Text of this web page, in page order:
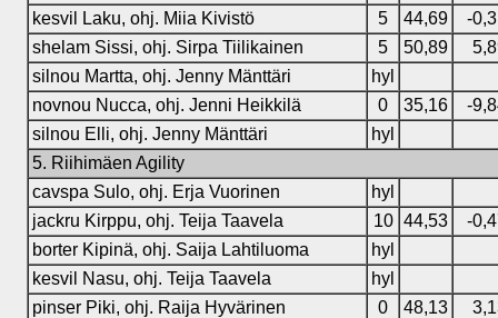
kesvil Laku, ohj. Miia Kivistö
5 44,69
-
shelam Sissi, ohj. Sirpa Tiilikainen
5 50,89
silnou Martta, ohj. Jenny Mänttäri
hyl
novnou Nucca, ohj. Jenni Heikkilä
0 35,16
-
silnou Elli, ohj. Jenny Mänttäri
hyl
5. Riihimäen Agility
cavspa Sulo, ohj. Erja Vuorinen
hyl
jackru Kirppu, ohj. Teija Taavela
10 44,53
-
borter Kipinä, ohj. Saija Lahtiluoma
hyl
kesvil Nasu, ohj. Teija Taavela
hyl
pinser Piki, ohj. Raija Hyvärinen
0 48,13